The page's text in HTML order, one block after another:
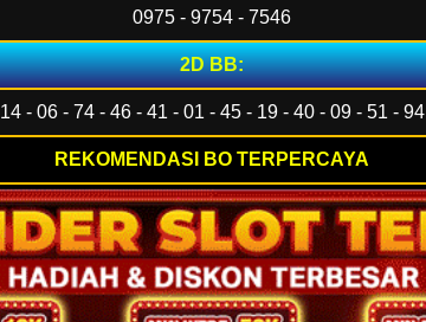
0975 - 9754 - 7546
2D BB:
14 - 06 - 74 - 46 - 41 - 01 - 45 - 19 - 40 - 09 - 51 - 94
REKOMENDASI BO TERPERCAYA